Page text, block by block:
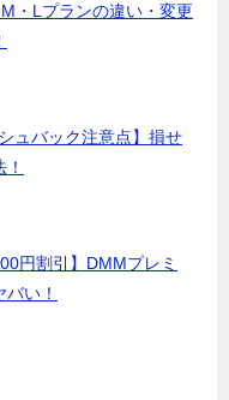
M・Lプランの違い・変更
ュバック注意点】損せ
円割引】DMMプレミ
い！